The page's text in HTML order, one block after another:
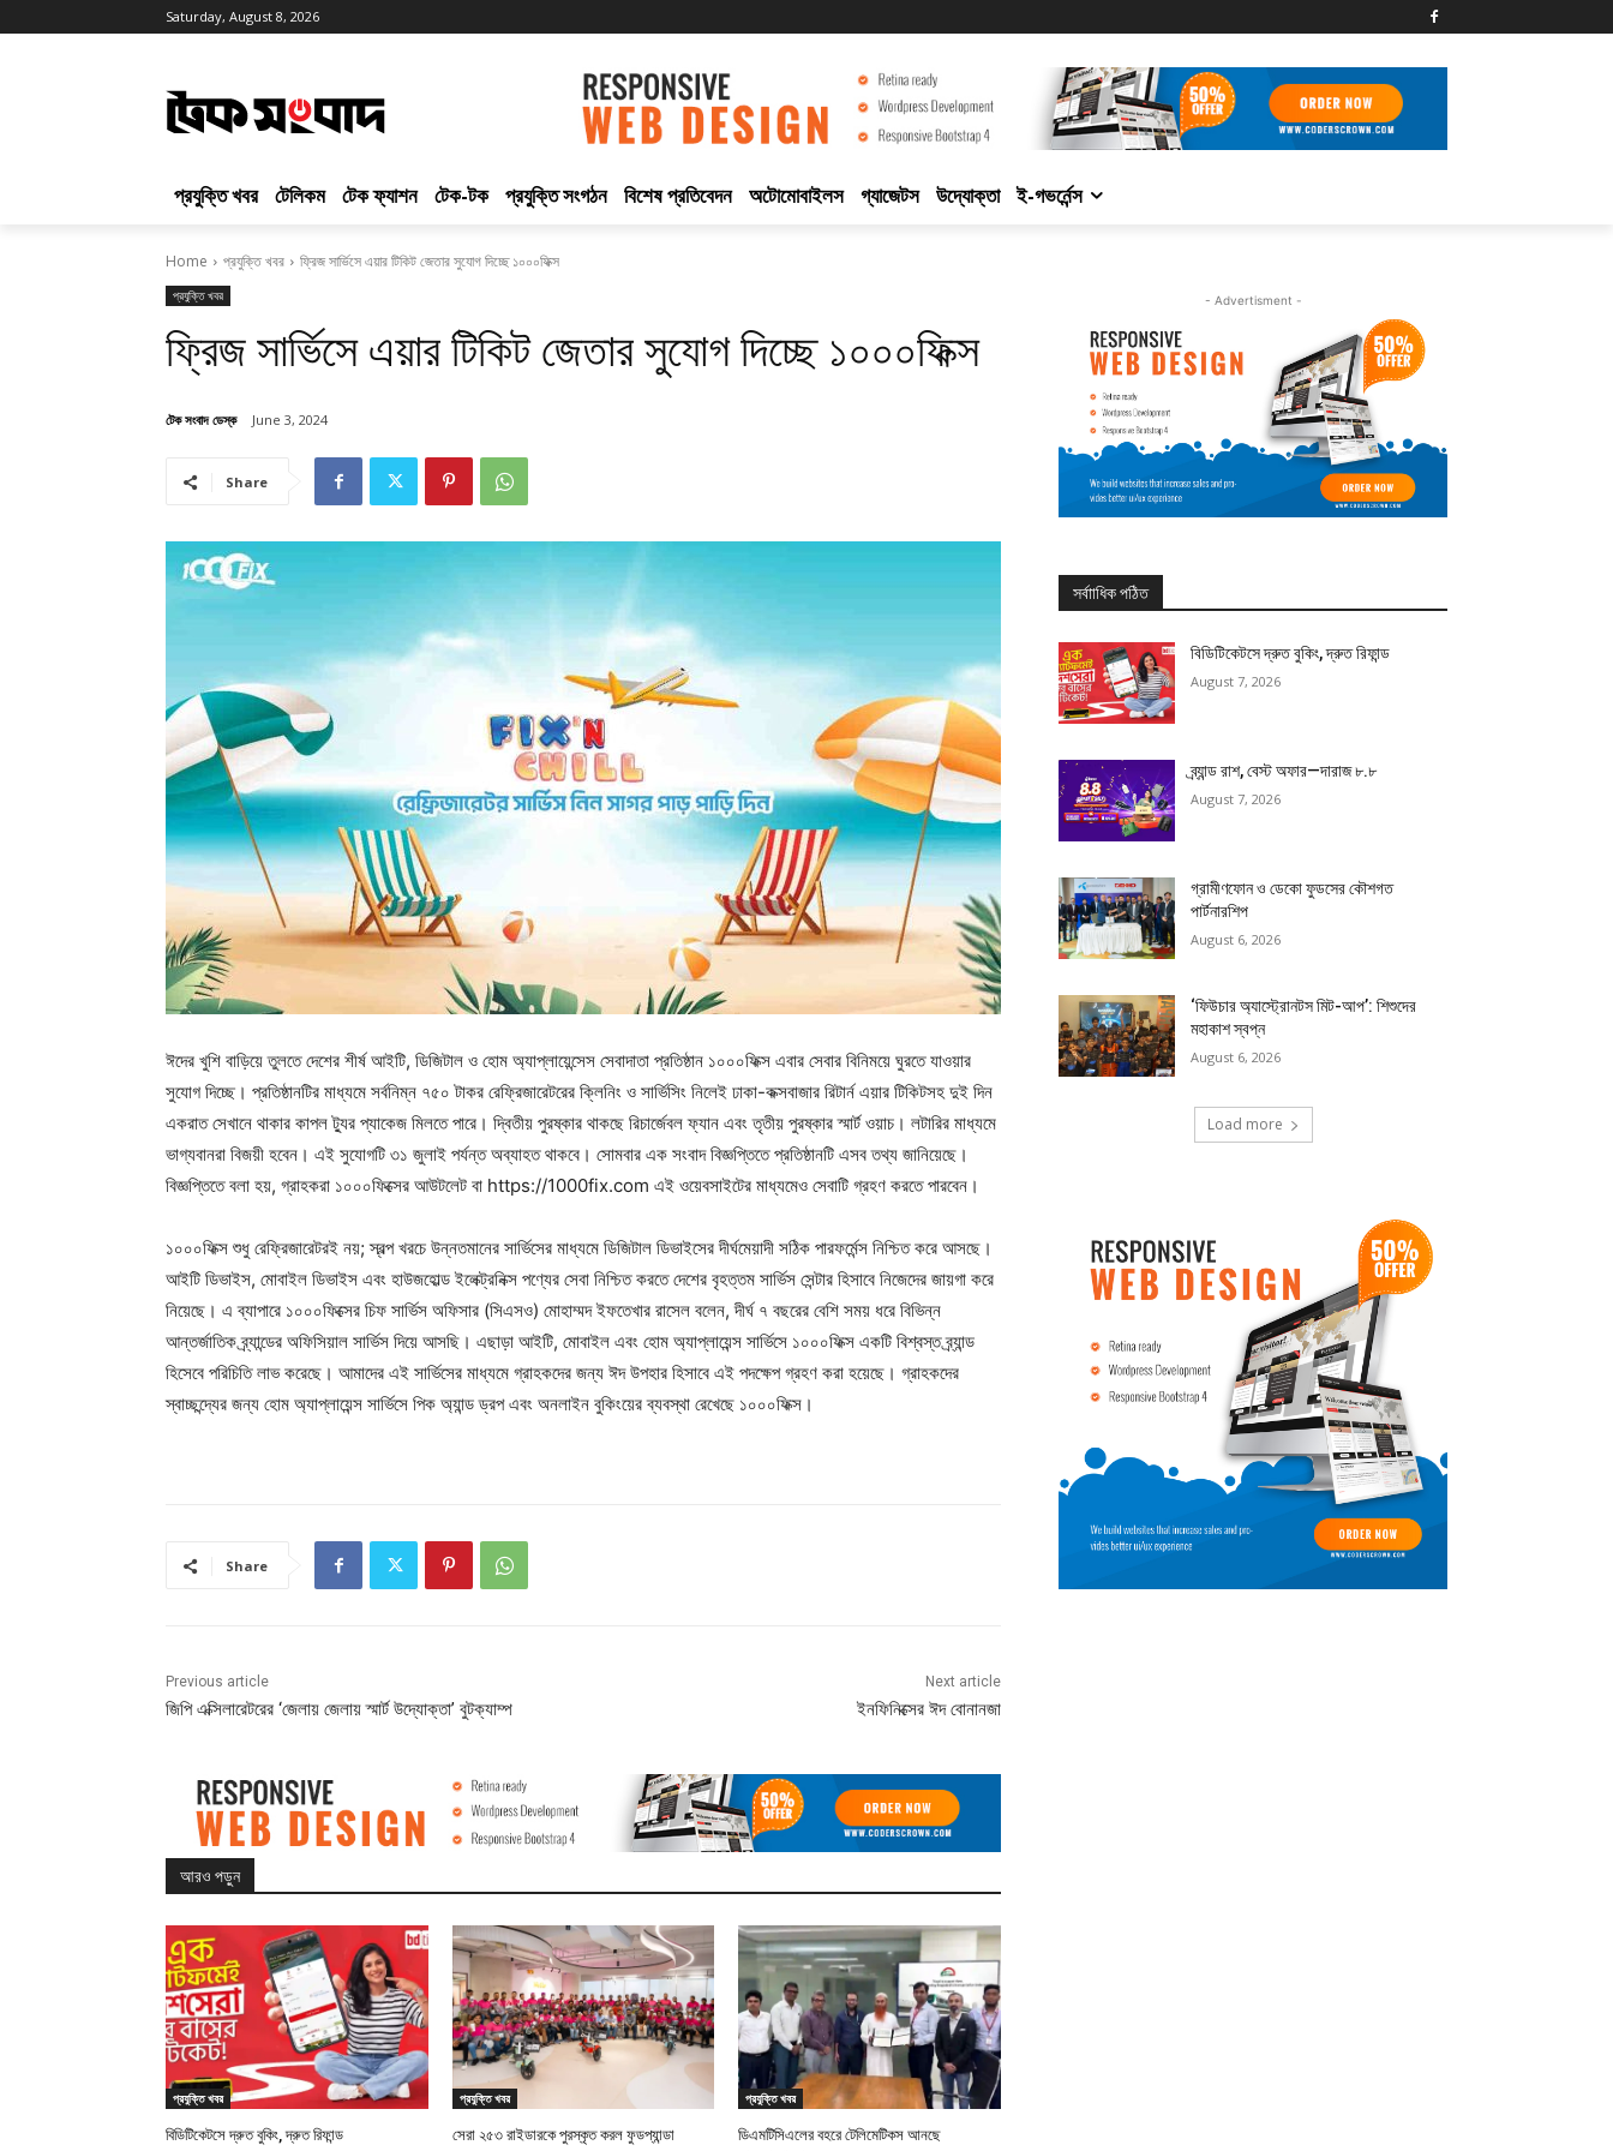
Saturday, August 8, 2026
প্রযুক্তি খবর টেলিকম টেক ফ্যাশন টেক-টক প্রযুক্তি সংগঠন বিশেষ প্রতিবেদন অটোমোবাইলস গ্যাজেটস উদ্যোক্তা ই-গভর্নেন্স
Home প্রযুক্তি খবর ফ্রিজ সার্ভিসে এয়ার টিকিট জেতার সুযোগ দিচ্ছে ১০০০ফিক্স
প্রযুক্তি খবর
ফ্রিজ সার্ভিসে এয়ার টিকিট জেতার সুযোগ দিচ্ছে ১০০০ফিক্স
টেক সংবাদ ডেস্ক June 3, 2024
Share
ঈদের খুশি বাড়িয়ে তুলতে দেশের শীর্ষ আইটি, ডিজিটাল ও হোম অ্যাপ্লায়েন্সেস সেবাদাতা প্রতিষ্ঠান ১০০০ফিক্স এবার সেবার বিনিময়ে ঘুরতে যাওয়ার
সুযোগ দিচ্ছে। প্রতিষ্ঠানটির মাধ্যমে সর্বনিম্ন ৭৫০ টাকর রেফ্রিজারেটরের ক্লিনিং ও সার্ভিসিং নিলেই ঢাকা-কক্সবাজার রিটার্ন এয়ার টিকিটসহ দুই দিন
একরাত সেখানে থাকার কাপল ট্যুর প্যাকেজ মিলতে পারে। দ্বিতীয় পুরষ্কার থাকছে রিচার্জেবল ফ্যান এবং তৃতীয় পুরষ্কার স্মার্ট ওয়াচ। লটারির মাধ্যমে
ভাগ্যবানরা বিজয়ী হবেন। এই সুযোগটি ৩১ জুলাই পর্যন্ত অব্যাহত থাকবে। সোমবার এক সংবাদ বিজ্ঞপ্তিতে প্রতিষ্ঠানটি এসব তথ্য জানিয়েছে।
বিজ্ঞপ্তিতে বলা হয়, গ্রাহকরা ১০০০ফিক্সের আউটলেট বা https://1000fix.com এই ওয়েবসাইটের মাধ্যমেও সেবাটি গ্রহণ করতে পারবেন।
১০০০ফিক্স শুধু রেফ্রিজারেটরই নয়; স্বল্প খরচে উন্নতমানের সার্ভিসের মাধ্যমে ডিজিটাল ডিভাইসের দীর্ঘমেয়াদী সঠিক পারফর্মেন্স নিশ্চিত করে আসছে।
আইটি ডিভাইস, মোবাইল ডিভাইস এবং হাউজহোল্ড ইলেক্ট্রনিক্স পণ্যের সেবা নিশ্চিত করতে দেশের বৃহত্তম সার্ভিস সেন্টার হিসাবে নিজেদের জায়গা করে
নিয়েছে। এ ব্যাপারে ১০০০ফিক্সের চিফ সার্ভিস অফিসার (সিএসও) মোহাম্মদ ইফতেখার রাসেল বলেন, দীর্ঘ ৭ বছরের বেশি সময় ধরে বিভিন্ন
আন্তর্জাতিক ব্র্যান্ডের অফিসিয়াল সার্ভিস দিয়ে আসছি। এছাড়া আইটি, মোবাইল এবং হোম অ্যাপ্লায়েন্স সার্ভিসে ১০০০ফিক্স একটি বিশ্বস্ত ব্র্যান্ড
হিসেবে পরিচিতি লাভ করেছে। আমাদের এই সার্ভিসের মাধ্যমে গ্রাহকদের জন্য ঈদ উপহার হিসাবে এই পদক্ষেপ গ্রহণ করা হয়েছে। গ্রাহকদের
স্বাচ্ছন্দ্যের জন্য হোম অ্যাপ্লায়েন্স সার্ভিসে পিক অ্যান্ড ড্রপ এবং অনলাইন বুকিংয়ের ব্যবস্থা রেখেছে ১০০০ফিক্স।
Share
Previous article
জিপি এক্সিলারেটরের ‘জেলায় জেলায় স্মার্ট উদ্যোক্তা’ বুটক্যাম্প
Next article
ইনফিনিক্সের ঈদ বোনানজা
আরও পড়ুন
প্রযুক্তি খবর
বিডিটিকেটসে দ্রুত বুকিং, দ্রুত রিফান্ড
প্রযুক্তি খবর
সেরা ২৫৩ রাইডারকে পুরস্কৃত করল ফুডপ্যান্ডা
প্রযুক্তি খবর
ডিএমটিসিএলের বহরে টেলিমেটিকস আনছে
- Advertisment -
সর্বাাধিক পঠিত
বিডিটিকেটসে দ্রুত বুকিং, দ্রুত রিফান্ড
August 7, 2026
ব্র্যান্ড রাশ, বেস্ট অফার—দারাজ ৮.৮
August 7, 2026
গ্রামীণফোন ও ডেকো ফুডসের কৌশগত
পার্টনারশিপ
August 6, 2026
‘ফিউচার অ্যাস্ট্রোনটস মিট-আপ’: শিশুদের
মহাকাশ স্বপ্ন
August 6, 2026
Load more